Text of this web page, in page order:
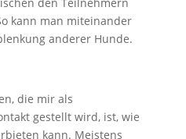
den Teilnehmern
kann man miteinander
anderer Hunde.
die mir als
gestellt wird, ist, wie
kann. Meistens